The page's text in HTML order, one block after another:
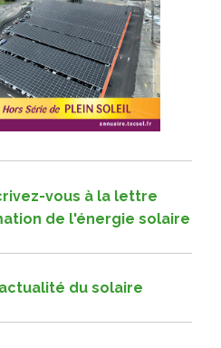
vous à la lettre
de l'énergie solaire
du solaire